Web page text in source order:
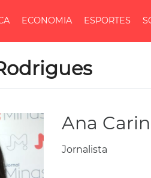
ECONOMIA ESPORTES
Ana
Jornalista